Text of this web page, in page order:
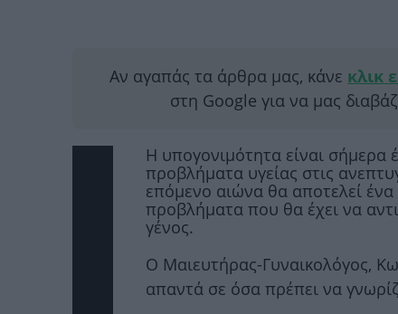
Αν αγαπάς τα άρθρα μας, κάνε κλικ
στη Google για να μας
Η υπογονιμότητα είναι σήμερα
προβλήματα υγείας στις
επόμενο αιώνα θα αποτελεί
προβλήματα που θα έχει να
γένος.
Ο Μαιευτήρας-Γυναικολόγος,
απαντά σε όσα πρέπει να